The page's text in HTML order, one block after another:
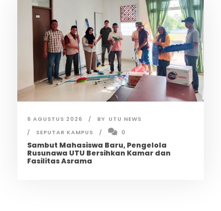
6 AGUSTUS 2026 BY UTU NEWS
SEPUTAR KAMPUS
0
Sambut Mahasiswa Baru, Pengelola
Rusunawa UTU Bersihkan Kamar dan
Fasilitas Asrama